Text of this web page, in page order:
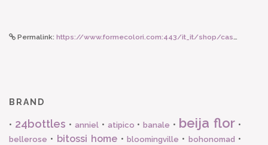
Permalink: https://www.formecolori.com:443/it_it/shop/casa/coperte_e_plaid/lisa_corti_trapunta_reversibile_270x250/6685
BRAND
• 24bottles • anniel• atipico •banale • beija flor •
bellerose • bitossi home • bloomingville • bohonomad •